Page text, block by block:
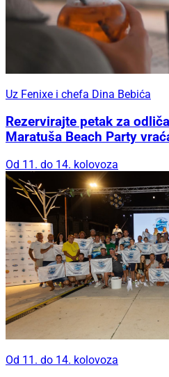
Uz Fenixe i chefa Dina Bebića
Rezervirajte petak za
Maratuša Beach Party
Od 11. do 14. kolovoza
Od 11. do 14. kolovoza